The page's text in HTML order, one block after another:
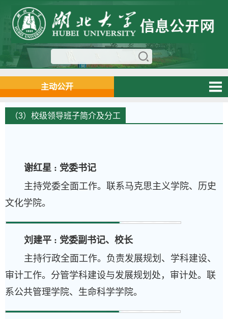
主动公开
（3）校级领导班子简介及分工
谢红星 : 党委书记
主持党委全面工作。联系马克思主义学院、历史
文化学院。
刘建平 : 党委副书记、校长
主持行政全面工作。负责发展规划、学科建设、
审计工作。分管学科建设与发展规划处，审计处。联
系公共管理学院、生命科学学院。